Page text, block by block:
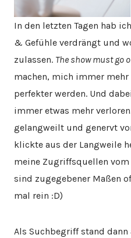
In den letzten Tagen hab
& Gefühle verdrängt und
zulassen. The show must go
machen, mich immer
perfekter werden. Und
immer etwas mehr
gelangweilt und genervt
klickte aus der Langweile
meine Zugriffsquellen
sind zugegebener Maßen
mal rein :D)
Als Suchbegriff stand dann